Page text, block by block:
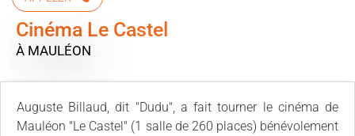
Cinéma Le Castel
À MAULÉON
Auguste Billaud, dit "Dudu", a fait tourner le cinéma de
Mauléon "Le Castel" (1 salle de 260 places) bénévolement